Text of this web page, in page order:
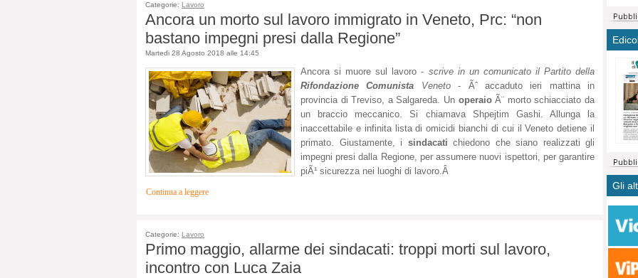
Categorie: Lavoro
Ancora un morto sul lavoro immigrato in Veneto, Prc: “non
bastano impegni presi dalla Regione”
Martedi 28 Agosto 2018 alle 14:45
Ancora si muore sul lavoro - scrive in un comunicato il Partito della
Rifondazione Comunista Veneto- Ãˆ accaduto ieri mattina in
provincia di Treviso, a Salgareda. Un operaioÃ¨ morto schiacciato da
un braccio meccanico. Si chiamava Shpejtim Gashi. Allunga la
inaccettabile e infinita lista di omicidi bianchi di cui il Veneto detiene il
primato. Giustamente, i sindacati chiedono che siano realizzati gli
impegni presi dalla Regione, per assumere nuovi ispettori, per garantire
piÃ¹ sicurezza nei luoghi di lavoro.Â
Continua a leggere
Categorie: Lavoro
Primo maggio, allarme dei sindacati: troppi morti sul lavoro,
incontro con Luca Zaia
Ora
la
ma
pace
a
dei
città,
e
alta
Gli